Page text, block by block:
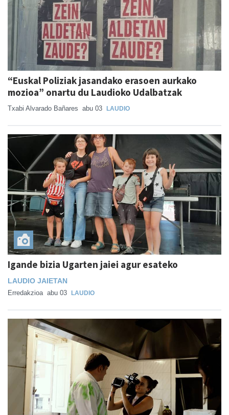
“Euskal Poliziak jasandako erasoen aurkako
mozioa” onartu du Laudioko Udalbatzak
Txabi Alvarado Bañares abu 03 LAUDIO
Igande bizia Ugarten jaiei agur esateko
LAUDIO JAIETAN
Erredakzioa abu 03 LAUDIO